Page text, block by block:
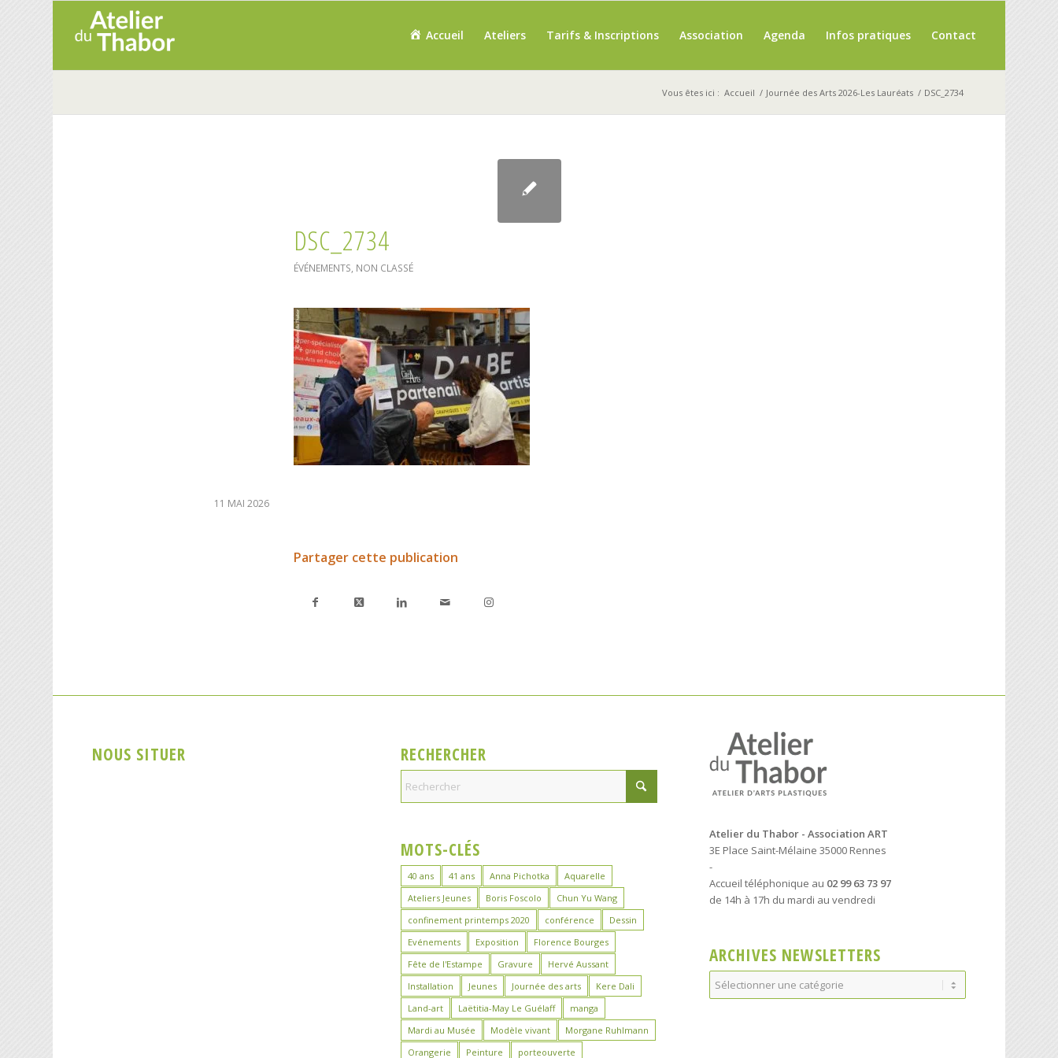
Accueil Ateliers Tarifs & Inscriptions Association Agenda Infos pratiques Contact
Vous êtes ici : Accueil / Journée des Arts 2026-Les Lauréats / DSC_2734
DSC_2734
ÉVÉNEMENTS, NON CLASSÉ
11 MAI 2026
Partager cette publication
NOUS SITUER RECHERCHER
MOTS-CLÉS
40 ans 41 ans Anna Pichotka
Aquarelle
Ateliers Jeunes
Boris Foscolo
Chun Yu Wang
confinement printemps 2020
conférence
Dessin
Evénements
Exposition
Florence Bourges
Fête de l'Estampe
Gravure
Hervé Aussant
Installation
Jeunes Journée des arts
Kere Dali
Land-art
Laëtitia-May Le Guélaff
manga
Mardi au Musée
Modèle vivant
Morgane Ruhlmann
Orangerie
Peinture porteouverte
Atelier du Thabor - Association ART
3E Place Saint-Mélaine 35000 Rennes
-
Accueil téléphonique au 02 99 63 73 97
de 14h à 17h du mardi au vendredi
ARCHIVES NEWSLETTERS
Archives
Newsletters